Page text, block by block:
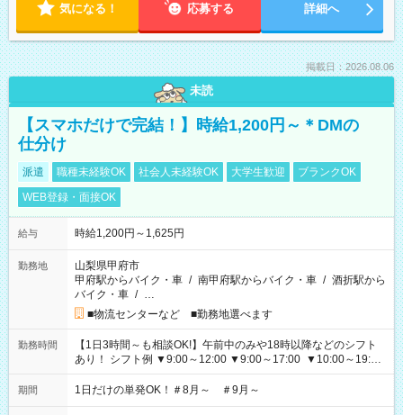
気になる！ 応募する 詳細へ
掲載日：2026.08.06
未読
【スマホだけで完結！】時給1,200円～＊DMの
仕分け
派遣 職種未経験OK 社会人未経験OK 大学生歓迎
ブランクOK
WEB登録・面接OK
給与 時給1,200円～1,625円
勤務地
山梨県甲府市
甲府駅からバイク・車 / 南甲府駅からバイク・車 / 酒折駅から
バイク・車 / …
■物流センターなど ■勤務地選べます
勤務時間
【1日3時間～も相談OK!】午前中のみや18時以降などのシフト
あり！ シフト例 ▼9:00～12:00 ▼9:00～17:00 ▼10:00～19:00
▼18:00～21:00
期間 1日だけの単発OK！＃8月～ ＃9月～